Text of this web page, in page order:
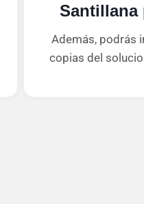
Santillana
Además, podrás
copias del